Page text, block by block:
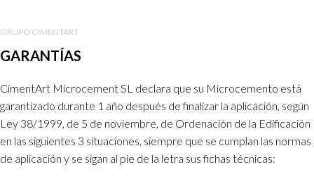
GRUPO CIMENTART
GARANTÍAS
CimentArt Microcement SL declara que su Microcemento está
garantizado durante 1 año después de finalizar la aplicación, según
Ley 38/1999, de 5 de noviembre, de Ordenación de la Edificación
en las siguientes 3 situaciones, siempre que se cumplan las normas
de aplicación y se sigan al pie de la letra sus fichas técnicas: